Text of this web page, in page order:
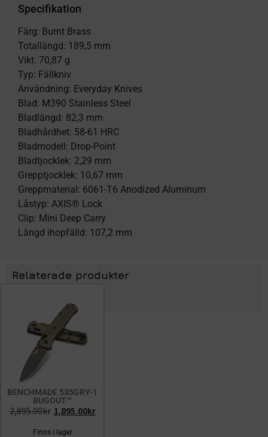
Specifikation
Färg: Burnt Brass
Totallängd: 189,5 mm
Vikt: 70,87 g
Typ: Fällkniv
Användning: Everyday Knives
Blad: M390 Stainless Steel
Bladlängd: 82,3 mm
Bladhårdhet: 58-61 HRC
Bladmodell: Drop-Point
Bladtjocklek: 2,29 mm
Grepptjocklek: 10,67 mm
Greppmaterial: 6061-T6 Anodized Aluminum
Låstyp: AXIS® Lock
Clip: Mini Deep Carry
Längd ihopfälld: 107,2 mm
Relaterade produkter
BENCHMADE 535GRY-1
BUGOUT™
2,895.00kr 1,895.00kr
Finns i lager